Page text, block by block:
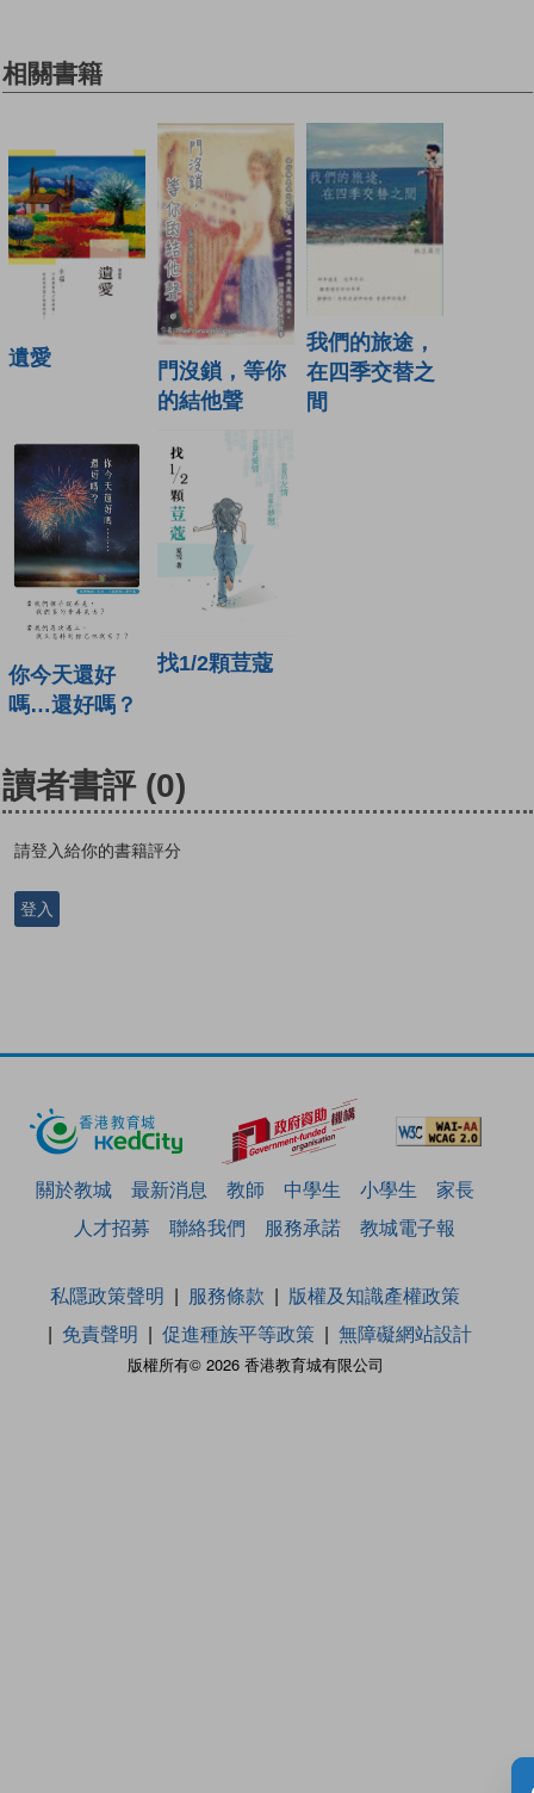
相關書籍
遺愛
門沒鎖，等你
的結他聲
我們的旅途，
在四季交替之
間
你今天還好
嗎…還好嗎？
找1/2顆荳蔻
讀者書評 (0)
請登入給你的書籍評分
登入
關於教城 最新消息 教師 中學生 小學生
家長
人才招募
聯絡我們 服務承諾 教城電子報
版權所有© 2026 香港教育城有限公司
私隱政策聲明 服務條款
版權及知識產權政策
免責聲明
促進種族平等政策 無障礙網站設計